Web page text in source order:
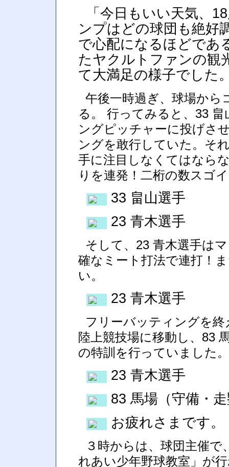
「今日もいい天気、
ンプはどの球団も絶好
で心配になるほどであ
たヤクルトファンの観
て大満足の様子でした
午後一時過ぎ、球場から
る。 行ってみると、33
ングピッチャーに投げさ
ングを敢行していた。そ
手に注目しなくてはなら
りを連発！二桁の数スゴ
33 畠山選手
23 青木選手
そして、23 青木選手は
確なミート打法で連打！
い。
23 青木選手
フリーバッティングを
陸上競技場に移動し、83
の特訓を行っていました
23 青木選手
83 馬場（守備・
お疲れさまです。
３時からは、球団主催
れあい少年野球教室」が